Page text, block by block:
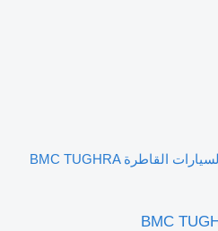
السيارات القاطرة BMC TUGHRA
BMC